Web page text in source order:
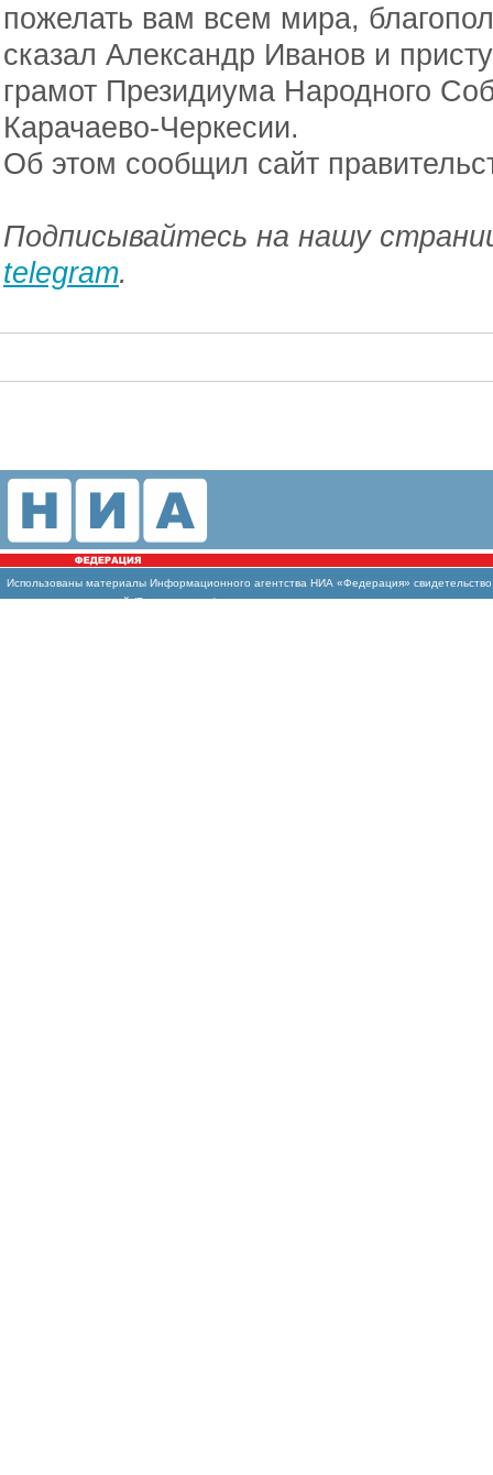
пожелать вам всем мира,
сказал Александр Иванов и
грамот Президиума Народного
Карачаево-Черкесии.
Об этом сообщил сайт
Подписывайтесь на нашу
telegram.
Использованы материалы Информационного агентства НИА «Федерация»
массовых коммуникаций (Роскомнадзор)